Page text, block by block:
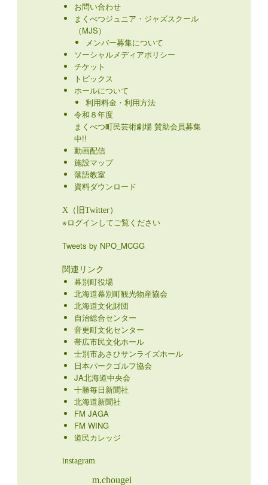
お問い合わせ
まくべつジュニア・ジャズスクール
（MJS）
メンバー募集について
ソーシャルメディアポリシー
チケット
トピックス
ホールについて
利用料金・利用方法
令和８年度
まくべつ町民芸術劇場 賛助会員募集
中!!
動画配信
施設マップ
落語教室
資料ダウンロード
X（旧Twitter）
※ログインしてご覧ください
Tweets by NPO_MCGG
関連リンク
幕別町役場
北海道幕別町観光物産協会
北海道文化財団
自治総合センター
音更町文化センター
帯広市民文化ホール
士別市あさひサンライズホール
日本パークゴルフ協会
JA北海道中央会
十勝毎日新聞社
北海道新聞社
FM JAGA
FM WING
道民カレッジ
instagram
m.chougei